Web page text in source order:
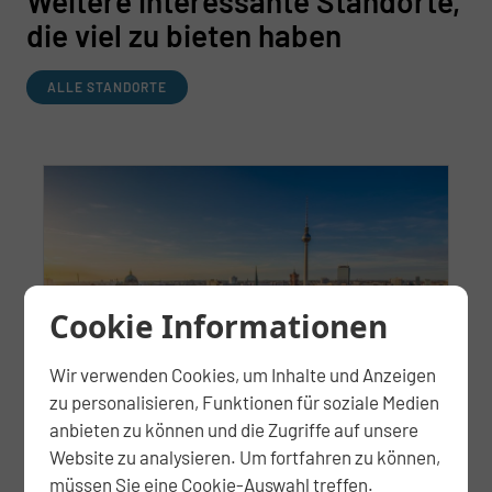
die viel zu bieten haben
ALLE STANDORTE
Berlin
Berlins Attraktivität hält an: Die
Senatsverwaltung prognostiziert bis 2030
Cookie Informationen
Wir verwenden Cookies, um Inhalte und Anzeigen
zu personalisieren, Funktionen für soziale Medien
anbieten zu können und die Zugriffe auf unsere
Website zu analysieren. Um fortfahren zu können,
müssen Sie eine Cookie-Auswahl treffen.